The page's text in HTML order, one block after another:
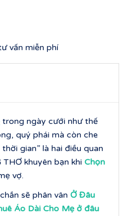
vấn miễn phí
trong ngày cưới như thế
quý phái mà còn che
gian” là hai điều quan
khuyên bạn khi Chọn
vợ.
sẽ phân vân Ở Đâu
Áo Dài Cho Mẹ ở đâu